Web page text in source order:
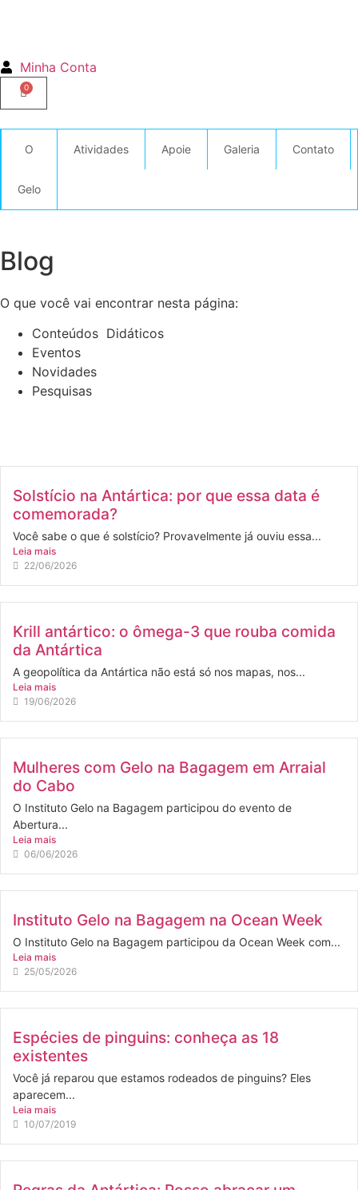
Minha Conta
O
Gelo
Atividades Apoie Galeria Contato
Blog
O que você vai encontrar nesta página:
Conteúdos Didáticos
Eventos
Novidades
Pesquisas
Solstício na Antártica: por que essa data é
comemorada?
Você sabe o que é solstício? Provavelmente já ouviu essa...
Leia mais
22/06/2026
Krill antártico: o ômega-3 que rouba comida
da Antártica
A geopolítica da Antártica não está só nos mapas, nos...
Leia mais
19/06/2026
Mulheres com Gelo na Bagagem em Arraial
do Cabo
O Instituto Gelo na Bagagem participou do evento de
Abertura...
Leia mais
06/06/2026
Instituto Gelo na Bagagem na Ocean Week
O Instituto Gelo na Bagagem participou da Ocean Week com...
Leia mais
25/05/2026
Espécies de pinguins: conheça as 18
existentes
Você já reparou que estamos rodeados de pinguins? Eles
aparecem...
Leia mais
10/07/2019